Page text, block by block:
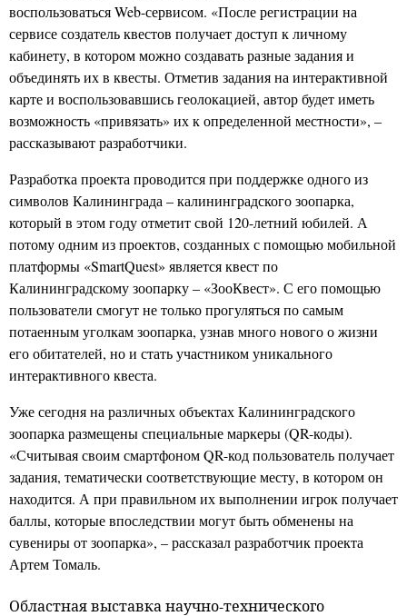
воспользоваться Web-сервисом. «После регистрации на
сервисе создатель квестов получает доступ к личному
кабинету, в котором можно создавать разные задания и
объединять их в квесты. Отметив задания на интерактивной
карте и воспользовавшись геолокацией, автор будет иметь
возможность «привязать» их к определенной местности», –
рассказывают разработчики.
Разработка проекта проводится при поддержке одного из
символов Калининграда – калининградского зоопарка,
который в этом году отметит свой 120-летний юбилей. А
потому одним из проектов, созданных с помощью мобильной
платформы «SmartQuest» является квест по
Калининградскому зоопарку – «ЗооКвест». С его помощью
пользователи смогут не только прогуляться по самым
потаенным уголкам зоопарка, узнав много нового о жизни
его обитателей, но и стать участником уникального
интерактивного квеста.
Уже сегодня на различных объектах Калининградского
зоопарка размещены специальные маркеры (QR-коды).
«Считывая своим смартфоном QR-код пользователь получает
задания, тематически соответствующие месту, в котором он
находится. А при правильном их выполнении игрок получает
баллы, которые впоследствии могут быть обменены на
сувениры от зоопарка», – рассказал разработчик проекта
Артем Томаль.
Областная выставка научно-технического